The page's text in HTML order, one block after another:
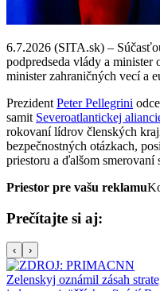
6.7.2026 (SITA.sk) –
podpredseda vlády a
minister zahraničných vecí a
Prezident Peter Pellegrini
samit Severoatlantickej
rokovaní lídrov členských
bezpečnostných otázkach,
priestoru a ďalšom smerovaní
Priestor pre vašu reklamu
Prečítajte si aj:
‹ ›
Zelenskyj oznámil zásah